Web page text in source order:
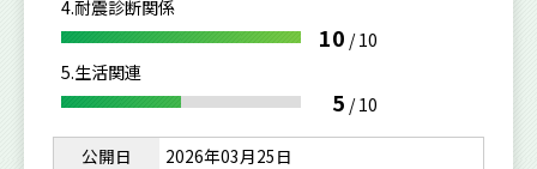
4.耐震診断関係
10 /10
5.生活関連
5 /10
公開日
2026年03月25日